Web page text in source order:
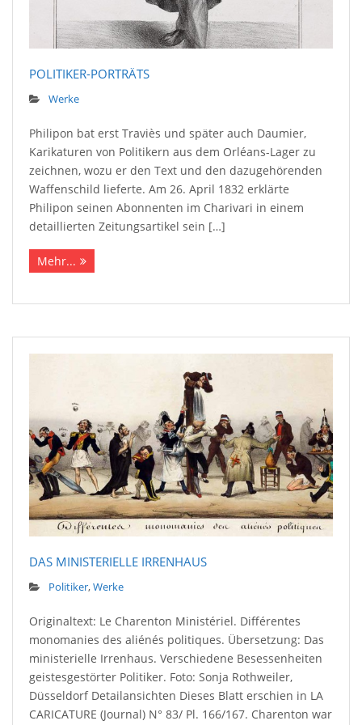
POLITIKER-PORTRÄTS
Werke
Philipon bat erst Traviès und später auch Daumier,
Karikaturen von Politikern aus dem Orléans-Lager zu
zeichnen, wozu er den Text und den dazugehörenden
Waffenschild lieferte. Am 26. April 1832 erklärte
Philipon seinen Abonnenten im Charivari in einem
detaillierten Zeitungsartikel sein […]
Mehr...
DAS MINISTERIELLE IRRENHAUS
Politiker,Werke
Originaltext: Le Charenton Ministériel. Différentes
monomanies des aliénés politiques. Übersetzung: Das
ministerielle Irrenhaus. Verschiedene Besessenheiten
geistesgestörter Politiker. Foto: Sonja Rothweiler,
Düsseldorf Detailansichten Dieses Blatt erschien in LA
CARICATURE (Journal) N° 83/ Pl. 166/167. Charenton war